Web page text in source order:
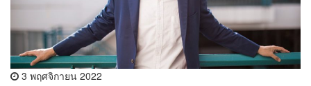
3 พฤศจิกายน 2022